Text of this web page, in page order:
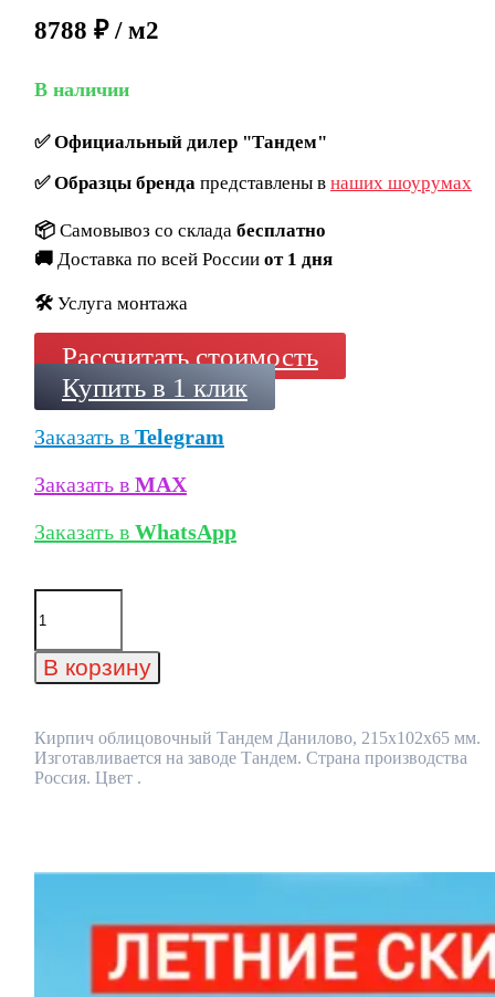
8788 ₽ / м2
В наличии
✅Официальный дилер "Тандем"
✅Образцы брендапредставлены в наших шоурумах
📦 Самовывоз со склада бесплатно
🚚 Доставка по всей России от 1 дня
🛠️ Услуга монтажа
Рассчитать стоимость
Купить в 1 клик
Заказать в Telegram
Заказать в MAX
Заказать в WhatsApp
Количество
товара
облицовочный
Тандем
мм
В корзину
Кирпич облицовочный Тандем Данилово, 215x102x65 мм.
Изготавливается на заводе Тандем. Страна производства
Россия. Цвет .